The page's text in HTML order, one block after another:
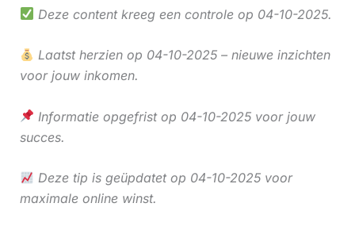
Deze content kreeg een controle op 04-10-2025.
Laatst herzien op 04-10-2025 – nieuwe inzichten
voor jouw inkomen.
Informatie opgefrist op 04-10-2025 voor jouw
succes.
Deze tip is geüpdatet op 04-10-2025 voor
maximale online winst.